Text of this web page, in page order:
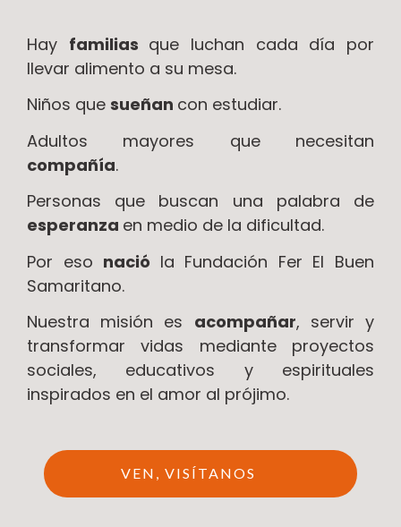
Hay familias que luchan cada día por
llevar alimento a su mesa.
Niños que sueñan con estudiar.
Adultos mayores que necesitan
compañía.
Personas que buscan una palabra de
esperanza en medio de la dificultad.
Por eso nació la Fundación Fer El Buen
Samaritano.
Nuestra misión es acompañar, servir y
transformar vidas mediante proyectos
sociales, educativos y espirituales
inspirados en el amor al prójimo.
VEN, VISÍTANOS